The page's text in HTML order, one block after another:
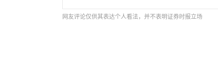
网友评论仅供其表达个人看法，并不表明证券时报立场